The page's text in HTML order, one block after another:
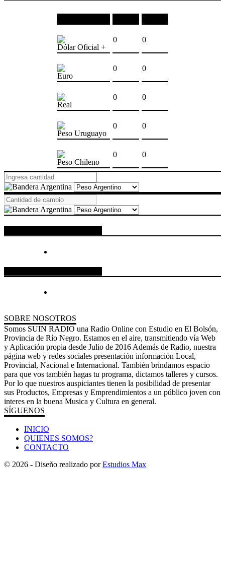
Dólar Oficial +
0 0
Euro
0 0
Real
0 0
Peso Uruguayo
0 0
Peso Chileno
0 0
SOBRE NOSOTROS
Somos SUIN RADIO una Radio Online con Estudio en El Bolsón,
Provincia de Río Negro. Estamos en el aire, transmitiendo vía Web
y Aplicación propia desde Julio de 2016 Además de Radio, nuestra
página web y redes sociales presentación información Local,
Provincial, Nacional e Internacional. También brindamos espacio
para que vos también hagas tu programa, dictamos talleres y cursos.
Por lo que nuestros auspiciantes tienen la posibilidad de presentar
sus Productos, Empresas y Emprendimientos a un público joven con
interes en la buena Musica y Cultura en general.
SÍGUENOS
INICIO
QUIENES SOMOS?
CONTACTO
© 2026 - Diseño realizado porEstudios Max